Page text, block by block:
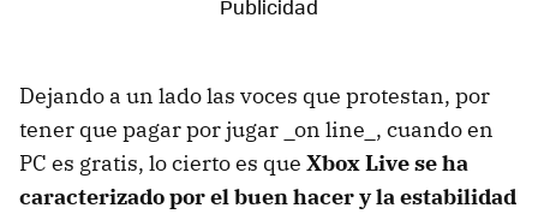
Dejando a un lado las voces que protestan, por
tener que pagar por jugar _on line_, cuando en
PC es gratis, lo cierto es que Xbox Live se ha
caracterizado por el buen hacer y la estabilidad